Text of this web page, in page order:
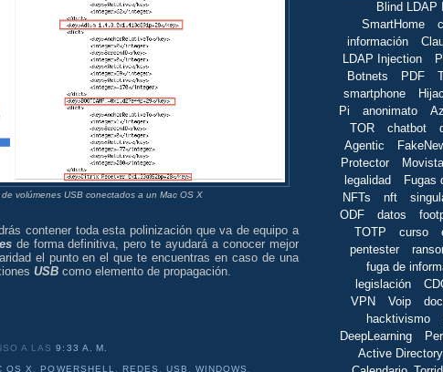
volúmenes USB conectados a un Mac OS X
contener toda esta polinización que va de equipo a
de forma definitiva, pero te ayudará a conocer mejor
el punto en el que te encuentras en caso de una
USB como elemento de propagación.
A LAS9:33 A. M.
OS X , POWERSHELL, REDES , USB , WINDOWS ,
Blind LDAP
SmartHome
información
LDAP Injection
Botnets
PDF
smartphone
Pi
anonimato
TOR
chatbot
Agentic
Protector
legalidad
Fugas
NFTs
nft
ODF
datos
TOTP
curso
pentester
fuga de
legislación
VPN
Voip
hacktivismo
DeepLearning
Active Directory